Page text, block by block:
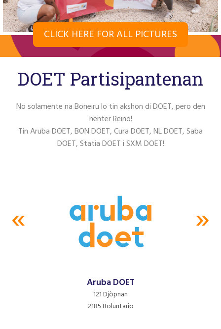
CLICK HERE FOR ALL PICTURES
DOET Partisipantenan
No solamente na Boneiru lo tin akshon di DOET, pero den
henter Reino!
Tin Aruba DOET, BON DOET, Cura DOET, NL DOET, Saba
DOET, Statia DOET i SXM DOET!
« »
Aruba DOET
121 Djòpnan
2185 Boluntario